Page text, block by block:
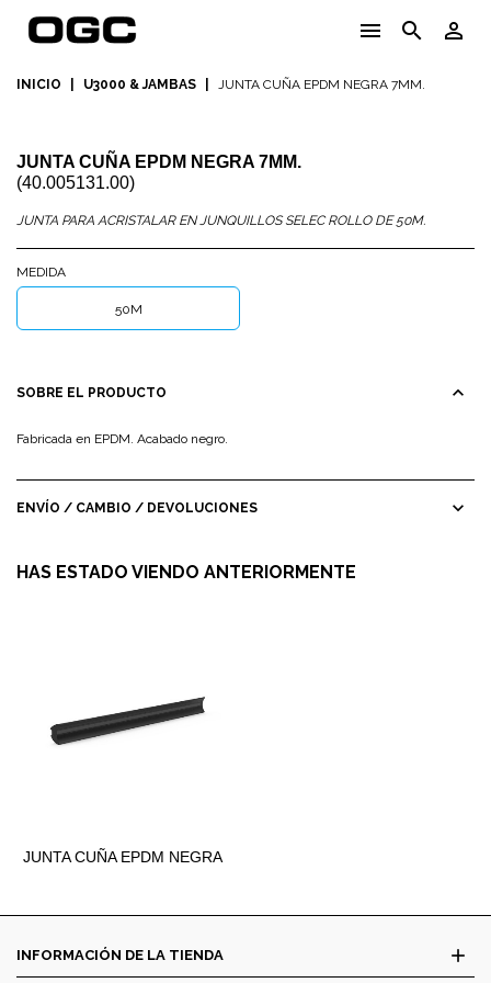
menu search person_outline
INICIO U3000 & JAMBAS JUNTA CUÑA EPDM NEGRA 7MM.
JUNTA CUÑA EPDM NEGRA 7MM.
(40.005131.00)
JUNTA PARA ACRISTALAR EN JUNQUILLOS SELEC ROLLO DE 50M.
MEDIDA
50M
expand_less
SOBRE EL PRODUCTO
Fabricada en EPDM. Acabado negro.
expand_more
ENVÍO / CAMBIO / DEVOLUCIONES
HAS ESTADO VIENDO ANTERIORMENTE
JUNTA CUÑA EPDM NEGRA
INFORMACIÓN DE LA TIENDA add